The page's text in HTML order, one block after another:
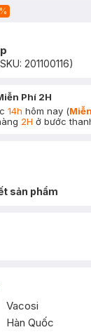
%
201100116)
Phí 2H
14h hôm nay (
2H ở bước
sản phẩm
Vacosi
Hàn Quốc